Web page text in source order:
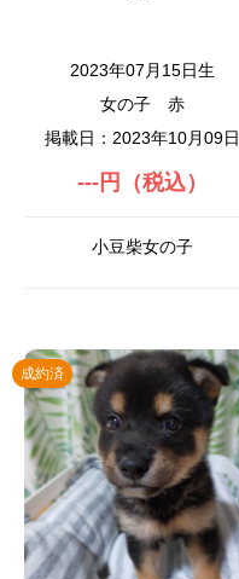
2023年07月15日生
女の子
赤
掲載日：2023年10月09日
---円（税込）
小豆柴女の子
成約済